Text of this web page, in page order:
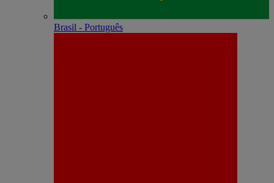
Brasil - Português